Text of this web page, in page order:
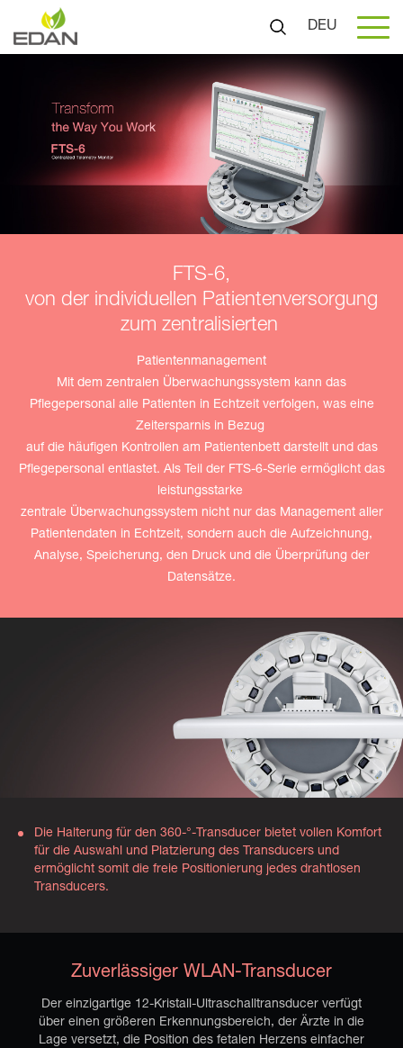
DEU
FTS-6,
von der individuellen Patientenversorgung
zum zentralisierten
Patientenmanagement
Mit dem zentralen Überwachungssystem kann das
Pflegepersonal alle Patienten in Echtzeit verfolgen, was eine
Zeitersparnis in Bezug
auf die häufigen Kontrollen am Patientenbett darstellt und das
Pflegepersonal entlastet. Als Teil der FTS-6-Serie ermöglicht das
leistungsstarke
zentrale Überwachungssystem nicht nur das Management aller
Patientendaten in Echtzeit, sondern auch die Aufzeichnung,
Analyse, Speicherung, den Druck und die Überprüfung der
Datensätze.
Die Halterung für den 360-°-Transducer bietet vollen Komfort
für die Auswahl und Platzierung des Transducers und
ermöglicht somit die freie Positionierung jedes drahtlosen
Transducers.
Zuverlässiger WLAN-Transducer
Der einzigartige 12-Kristall-Ultraschalltransducer verfügt
über einen größeren Erkennungsbereich, der Ärzte in die
Lage versetzt, die Position des fetalen Herzens einfacher